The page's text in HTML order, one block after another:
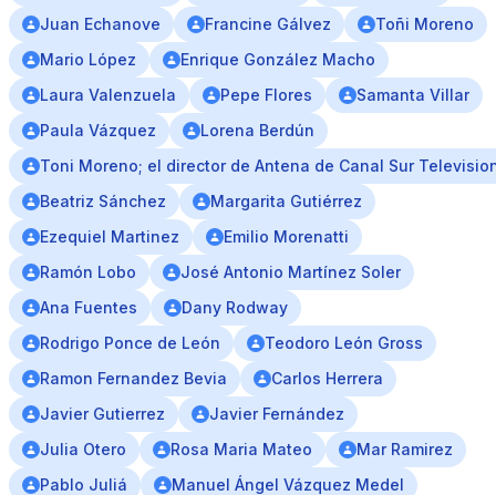
Juan Echanove
Francine Gálvez
Toñi Moreno
Mario López
Enrique González Macho
Laura Valenzuela
Pepe Flores
Samanta Villar
Paula Vázquez
Lorena Berdún
Toni Moreno; el director de Antena de Canal Sur
Beatriz Sánchez
Margarita Gutiérrez
Ezequiel Martinez
Emilio Morenatti
Ramón Lobo
José Antonio Martínez Soler
Ana Fuentes
Dany Rodway
Rodrigo Ponce de León
Teodoro León Gross
Ramon Fernandez Bevia
Carlos Herrera
Javier Gutierrez
Javier Fernández
Julia Otero
Rosa Maria Mateo
Mar Ramirez
Pablo Juliá
Manuel Ángel Vázquez Medel